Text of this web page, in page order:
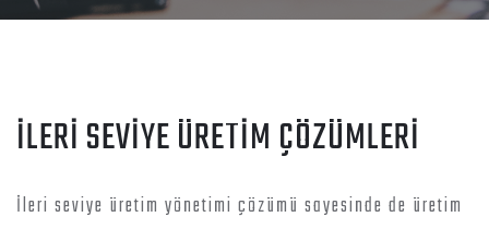
İLERİ SEVİYE ÜRETİM ÇÖZÜMLERİ
İleri seviye üretim yönetimi çözümü sayesinde de üretim